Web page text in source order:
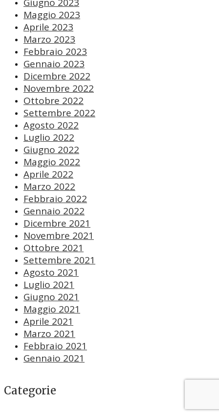
Giugno 2023
Maggio 2023
Aprile 2023
Marzo 2023
Febbraio 2023
Gennaio 2023
Dicembre 2022
Novembre 2022
Ottobre 2022
Settembre 2022
Agosto 2022
Luglio 2022
Giugno 2022
Maggio 2022
Aprile 2022
Marzo 2022
Febbraio 2022
Gennaio 2022
Dicembre 2021
Novembre 2021
Ottobre 2021
Settembre 2021
Agosto 2021
Luglio 2021
Giugno 2021
Maggio 2021
Aprile 2021
Marzo 2021
Febbraio 2021
Gennaio 2021
Categorie